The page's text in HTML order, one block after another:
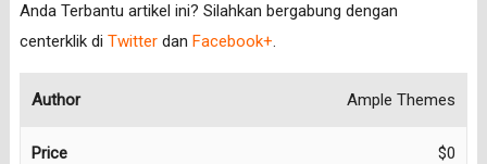
Anda Terbantu artikel ini? Silahkan bergabung dengan
centerklik di Twitterdan Facebook+.
Author Ample Themes
Price $0